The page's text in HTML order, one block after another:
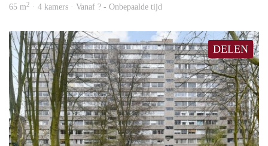
65 m2 · 4 kamers · Vanaf ? - Onbepaalde tijd
DELEN